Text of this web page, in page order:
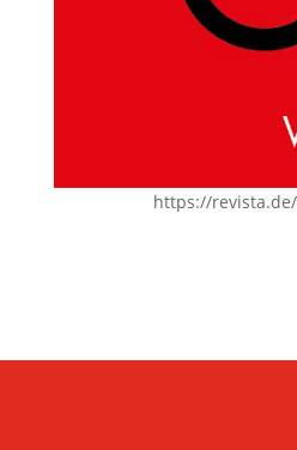
https://